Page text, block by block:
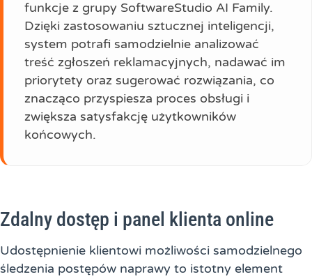
funkcje z grupy SoftwareStudio AI Family.
Dzięki zastosowaniu sztucznej inteligencji,
system potrafi samodzielnie analizować
treść zgłoszeń reklamacyjnych, nadawać im
priorytety oraz sugerować rozwiązania, co
znacząco przyspiesza proces obsługi i
zwiększa satysfakcję użytkowników
końcowych.
Zdalny dostęp i panel klienta online
Udostępnienie klientowi możliwości samodzielnego
śledzenia postępów naprawy to istotny element